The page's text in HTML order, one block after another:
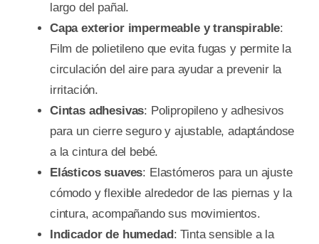
largo del pañal.
Capa exterior impermeable y transpirable:
Film de polietileno que evita fugas y permite la
circulación del aire para ayudar a prevenir la
irritación.
Cintas adhesivas: Polipropileno y adhesivos
para un cierre seguro y ajustable, adaptándose
a la cintura del bebé.
Elásticos suaves: Elastómeros para un ajuste
cómodo y flexible alrededor de las piernas y la
cintura, acompañando sus movimientos.
Indicador de humedad : Tinta sensible a la